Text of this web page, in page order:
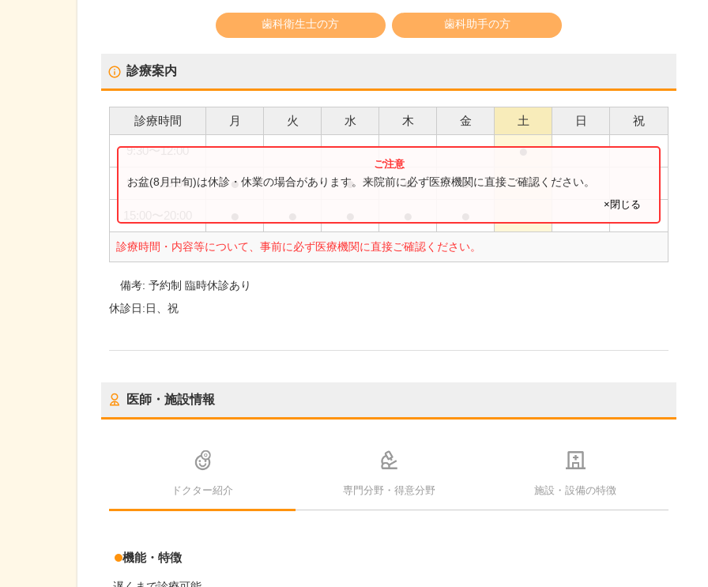
歯科衛生士の方 歯科助手の方
診療案内
診療時間 月 火 水 木 金 土 日 祝
9:30〜12:00 ●
9:30〜13:00 ● ● ● ● ●
診療時間・内容等について、事前に必ず医療機関に直接ご確認ください。
お盆(8月中旬)は休診・休業の場合があります。来院前に必ず医療機関に直接ご確認ください。
×閉じる
備考:予約制 臨時休診あり
休診日:日、祝
医師・施設情報
ドクター紹介 専門分野・得意分野 施設・設備の特徴
機能・特徴